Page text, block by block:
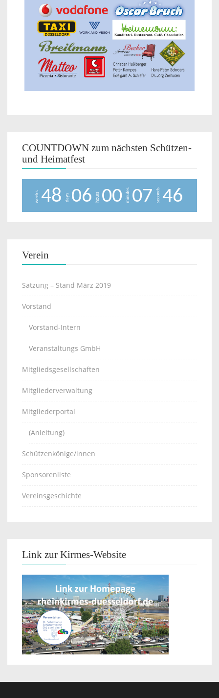
COUNTDOWN zum nächsten Schützen-
und Heimatfest
weeks 48 days 06 hours 00 minutes 07 seconds 46
Verein
Satzung – Stand März 2019
Vorstand
Vorstand-Intern
Veranstaltungs GmbH
Mitgliedsgesellschaften
Mitgliederverwaltung
Mitgliederportal
(Anleitung)
Schützenkönige/innen
Sponsorenliste
Vereinsgeschichte
Link zur Kirmes-Website